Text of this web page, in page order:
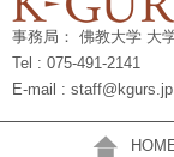
事務局： 佛教大学 大
Tel : 075-491-2141
E-mail : staff@kgurs.jp